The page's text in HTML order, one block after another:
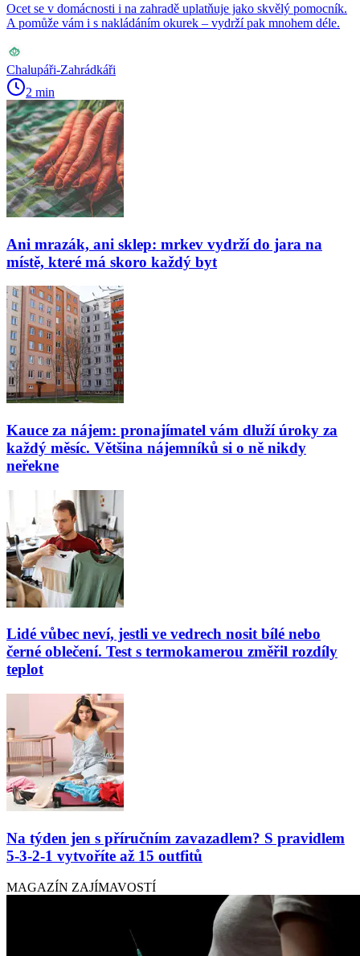
Ocet se v domácnosti i na zahradě uplatňuje jako skvělý pomocník.
A pomůže vám i s nakládáním okurek – vydrží pak mnohem déle.
Chalupáři-Zahrádkáři
2 min
Ani mrazák, ani sklep: mrkev vydrží do jara na
místě, které má skoro každý byt
Kauce za nájem: pronajímatel vám dluží úroky za
každý měsíc. Většina nájemníků si o ně nikdy
neřekne
Lidé vůbec neví, jestli ve vedrech nosit bílé nebo
černé oblečení. Test s termokamerou změřil rozdíly
teplot
Na týden jen s příručním zavazadlem? S pravidlem
5-3-2-1 vytvoříte až 15 outfitů
MAGAZÍN ZAJÍMAVOSTÍ